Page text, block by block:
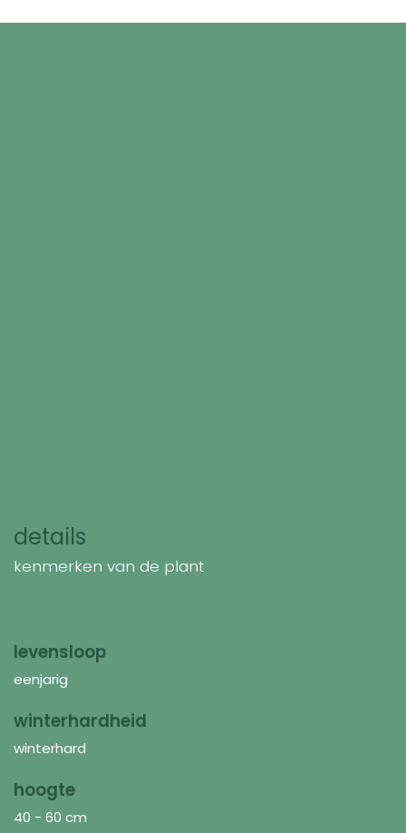
details
kenmerken van de plant
levensloop
eenjarig
winterhardheid
winterhard
hoogte
40 - 60 cm